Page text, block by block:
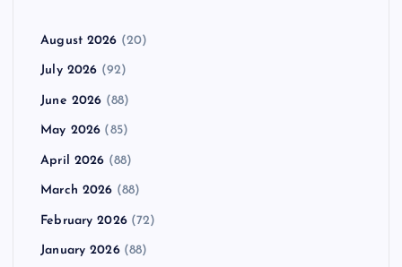
August 2026 (20)
July 2026 (92)
June 2026 (88)
May 2026 (85)
April 2026 (88)
March 2026 (88)
February 2026(72)
January 2026(88)